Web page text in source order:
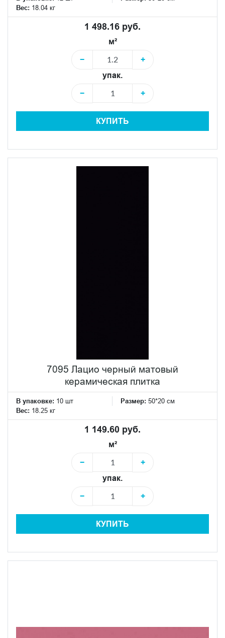
Вес: 18.04 кг
1 498.16 руб.
м²
−
+
упак.
−
+
КУПИТЬ
7095 Лацио черный матовый
керамическая плитка
В упаковке: 10 шт Размер: 50*20 см
Вес: 18.25 кг
1 149.60 руб.
м²
−
+
упак.
−
+
КУПИТЬ